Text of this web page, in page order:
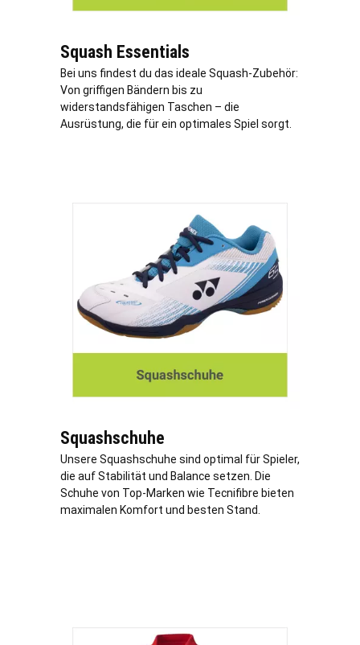
Squash Essentials
Bei uns findest du das ideale Squash-Zubehör:
Von griffigen Bändern bis zu
widerstandsfähigen Taschen – die
Ausrüstung, die für ein optimales Spiel sorgt.
Squashschuhe
Unsere Squashschuhe sind optimal für Spieler,
die auf Stabilität und Balance setzen. Die
Schuhe von Top-Marken wie Tecnifibre bieten
maximalen Komfort und besten Stand.